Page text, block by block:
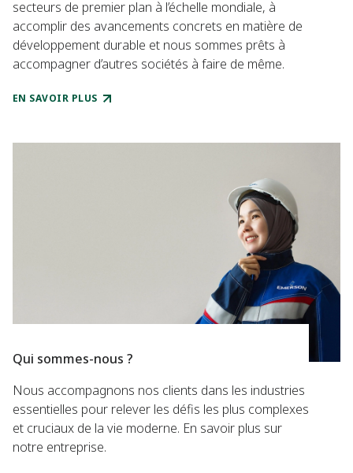
secteurs de premier plan à l’échelle mondiale, à
accomplir des avancements concrets en matière de
développement durable et nous sommes prêts à
accompagner d’autres sociétés à faire de même.
EN SAVOIR PLUS
Qui sommes-nous ?
Nous accompagnons nos clients dans les industries
essentielles pour relever les défis les plus complexes
et cruciaux de la vie moderne. En savoir plus sur
notre entreprise.